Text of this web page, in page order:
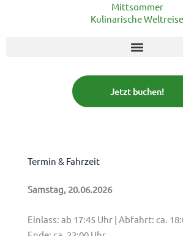
Mittsommer
Kulinarische Weltreise
Jetzt buchen!
Termin & Fahrzeit
Samstag, 20.06.2026
Einlass: ab 17:45 Uhr | Abfahrt: ca.